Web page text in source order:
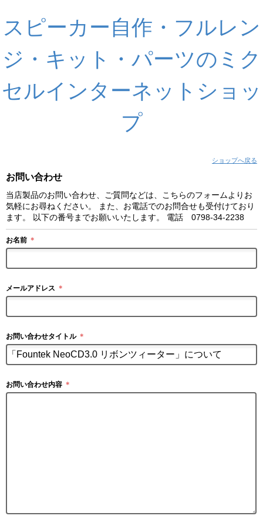
スピーカー自作・フルレン
ジ・キット・パーツのミク
セルインターネットショッ
プ
ショップへ戻る
お問い合わせ
当店製品のお問い合わせ、ご質問などは、こちらのフォームよりお
気軽にお尋ねください。 また、お電話でのお問合せも受付けており
ます。 以下の番号までお願いいたします。 電話 0798-34-2238
お名前 ＊
メールアドレス ＊
お問い合わせタイトル ＊
お問い合わせ内容 ＊